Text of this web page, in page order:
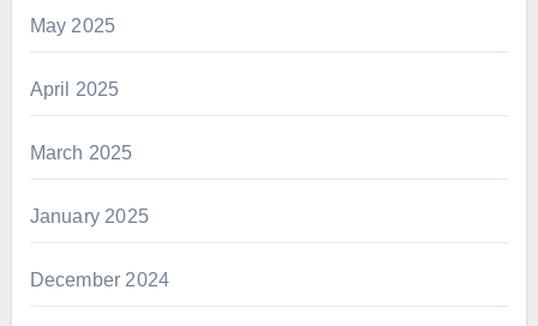
May 2025
April 2025
March 2025
January 2025
December 2024